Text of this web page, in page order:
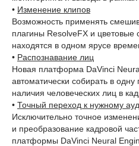
• Изменение клипов
Возможность применять
плагины ResolveFX и цветовые
находятся в одном ярусе
• Распознавание лиц
Новая платформа DaVinci
автоматически собирать в
наличия человеческих лиц в
• Точный переход к нужному
Исключительно точное
и преобразование кадровой
платформы DaVinci Neural